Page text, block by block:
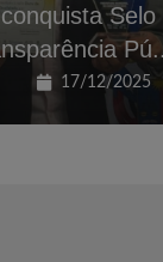
17/12/2025